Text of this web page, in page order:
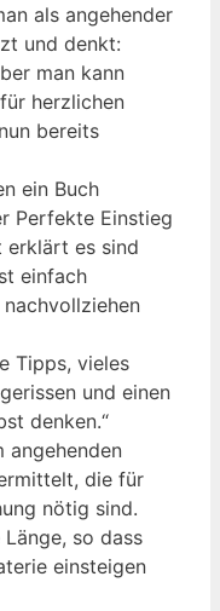
als angehender
und denkt:
man kann
herzlichen
bereits
ein Buch
Perfekte Einstieg
erklärt es sind
einfach
Tipps, vieles
und einen
denken.“
angehenden
die für
nötig sind.
so dass
einsteigen